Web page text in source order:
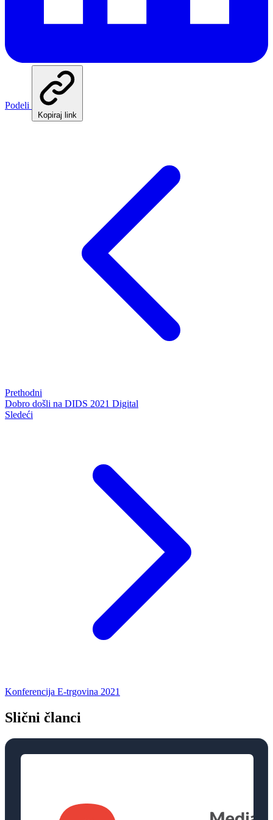
Podeli
Kopiraj link
Prethodni
Dobro došli na DIDS 2021 Digital
Sledeći
Konferencija E-trgovina 2021
Slični članci